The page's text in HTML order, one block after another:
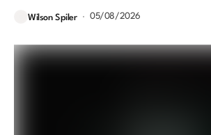
Wilson Spiler 05/08/2026